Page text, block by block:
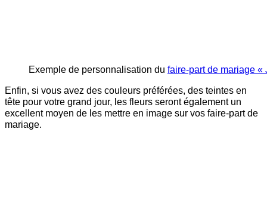
Exemple de personnalisation du faire-part de mariage «
Enfin, si vous avez des couleurs préférées, des teintes en
tête pour votre grand jour, les fleurs seront également un
excellent moyen de les mettre en image sur vos faire-part de
mariage.